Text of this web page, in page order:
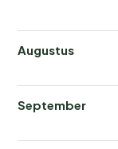
Augustus
September